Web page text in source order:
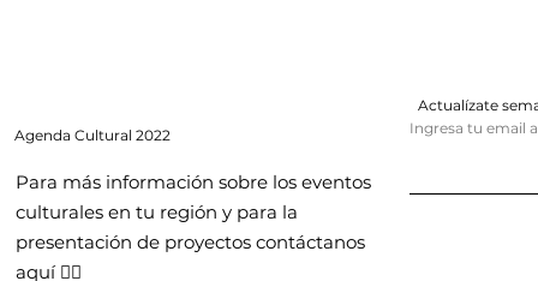
Agenda Cultural 2022
Para más información sobre los eventos
culturales en tu región y para la
presentación de proyectos contáctanos
aquí 👇🏻
Actualízate
Ingresa tu email